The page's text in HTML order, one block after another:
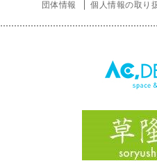
団体情報 個人情報の取り